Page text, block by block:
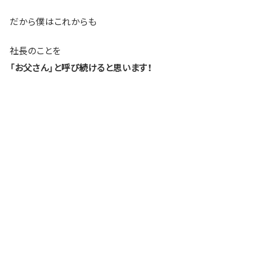
だから僕はこれからも
社長のことを
「お父さん」と呼び続けると思います！